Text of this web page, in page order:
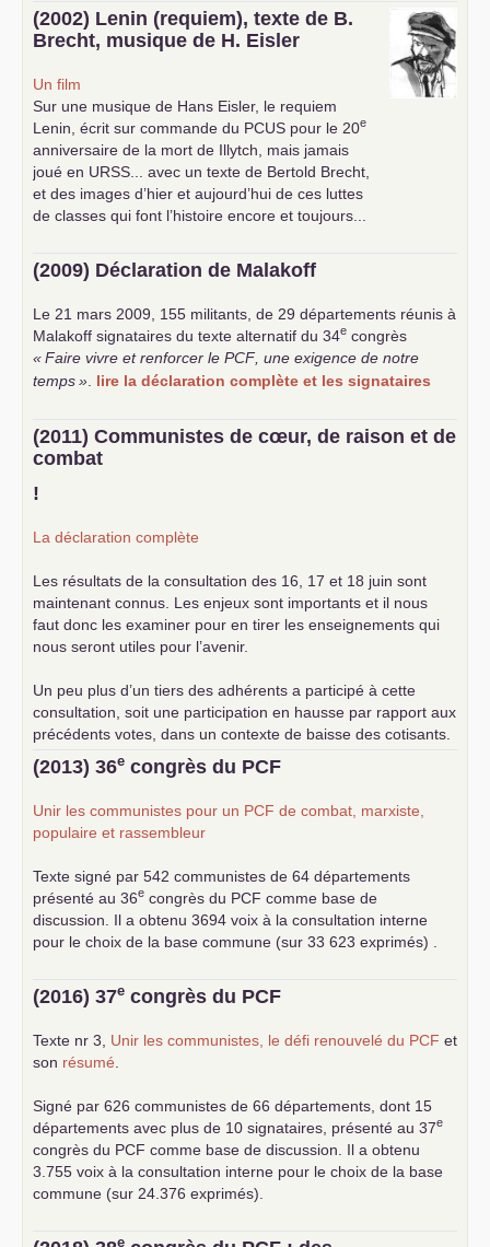
(2002) Lenin (requiem), texte de B.
Brecht, musique de H. Eisler
Un film
Sur une musique de Hans Eisler, le requiem
Lenin, écrit sur commande du PCUS pour le 20e
anniversaire de la mort de Illytch, mais jamais
joué en URSS ... avec un texte de Bertold Brecht,
et des images d’hier et aujourd’hui de ces luttes
de classes qui font l’histoire encore et toujours...
(2009) Déclaration de Malakoff
Le 21 mars 2009, 155 militants, de 29 départements réunis à
Malakoff signataires du texte alternatif du 34e congrès
«Faire vivre et renforcer le PCF , une exigence de notre
temps» lire la déclaration complète et les signataires
(2011) Communistes de cœur, de raison et de
combat
!
La déclaration complète
Les résultats de la consultation des 16, 17 et 18 juin sont
maintenant connus. Les enjeux sont importants et il nous
faut donc les examiner pour en tirer les enseignements qui
nous seront utiles pour l’avenir.
Un peu plus d’un tiers des adhérents a participé à cette
consultation, soit une participation en hausse par rapport aux
précédents votes, dans un contexte de baisse des cotisants.
... lire la suite
(2013) 36e congrès du PCF
Unir les communistes pour un PCF de combat, marxiste,
populaire et rassembleur
Texte signé par 542 communistes de 64 départements
présenté au 36e congrès du PCF comme base de
discussion. Il a obtenu 3694 voix à la consultation interne
pour le choix de la base commune (sur 33 623 exprimés) .
(2016) 37e congrès du PCF
Texte nr 3, Unir les communistes, le défi renouvelé du PCF et
son résumé
Signé par 626 communistes de 66 départements, dont 15
départements avec plus de 10 signataires, présenté au 37e
congrès du PCF comme base de discussion. Il a obtenu
3.755 voix à la consultation interne pour le choix de la base
commune (sur 24.376 exprimés).
e